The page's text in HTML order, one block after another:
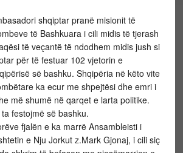
shqiptar pranë misionit të
të Bashkuara i cili midis të tjerash
të veçantë të ndodhem midis jush si
për të festuar 102 vjetorin e
së bashku. Shqipëria në këto vite
ka ecur me shpejtësi dhe emri i
më shumë në qarqet e larta politike.
festojmë së bashku.
fjalën e ka marrë Ansambleisti i
e Nju Jorkut z.Mark Gjonaj, i cili siç